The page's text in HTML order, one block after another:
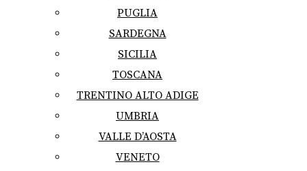
PUGLIA
SARDEGNA
SICILIA
TOSCANA
TRENTINO ALTO ADIGE
UMBRIA
VALLE D’AOSTA
VENETO